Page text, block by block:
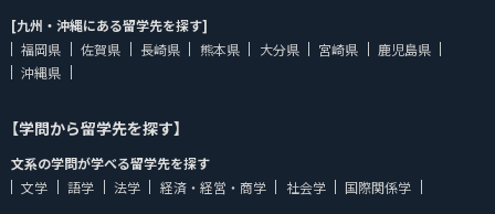
[九州・沖縄にある留学先を探す]
福岡県
佐賀県 長崎県 熊本県 大分県 宮崎県
鹿児島県
沖縄県
【学問から留学先を探す】
文系の学問が学べる留学先を探す
文学
語学 法学 経済・経営・商学 社会学
国際関係学